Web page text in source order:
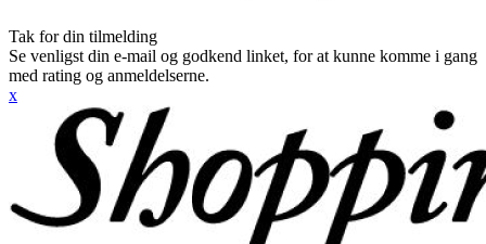
Tak for din tilmelding
Se venligst din e-mail og godkend linket, for at kunne komme i gang
med rating og anmeldelserne.
x